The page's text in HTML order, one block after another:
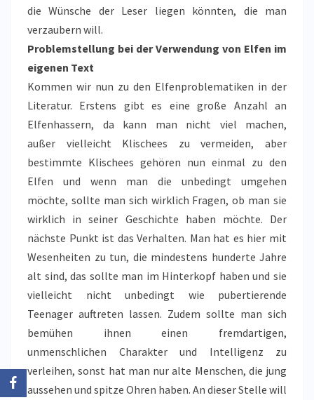
die Wünsche der Leser liegen könnten, die man
verzaubern will.
Problemstellung bei der Verwendung von Elfen im
eigenen Text
Kommen wir nun zu den Elfenproblematiken in der
Literatur. Erstens gibt es eine große Anzahl an
Elfenhassern, da kann man nicht viel machen,
außer vielleicht Klischees zu vermeiden, aber
bestimmte Klischees gehören nun einmal zu den
Elfen und wenn man die unbedingt umgehen
möchte, sollte man sich wirklich Fragen, ob man sie
wirklich in seiner Geschichte haben möchte. Der
nächste Punkt ist das Verhalten. Man hat es hier mit
Wesenheiten zu tun, die mindestens hunderte Jahre
alt sind, das sollte man im Hinterkopf haben und sie
vielleicht nicht unbedingt wie pubertierende
Teenager auftreten lassen. Zudem sollte man sich
bemühen ihnen einen fremdartigen,
unmenschlichen Charakter und Intelligenz zu
verleihen, sonst hat man nur alte Menschen, die jung
aussehen und spitze Ohren haben. An dieser Stelle will